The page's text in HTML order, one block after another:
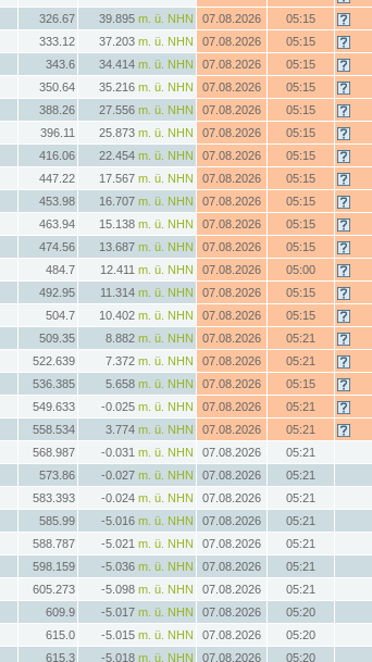
326.67 39.895 m. ü. NHN 07.08.2026 05:15
333.12 37.203 m. ü. NHN 07.08.2026 05:15
343.6 34.414 m. ü. NHN 07.08.2026 05:15
350.64 35.216 m. ü. NHN 07.08.2026 05:15
388.26 27.556 m. ü. NHN 07.08.2026 05:15
396.11 25.873 m. ü. NHN 07.08.2026 05:15
416.06 22.454 m. ü. NHN 07.08.2026 05:15
447.22 17.567 m. ü. NHN 07.08.2026 05:15
453.98 16.707 m. ü. NHN 07.08.2026 05:15
463.94 15.138 m. ü. NHN 07.08.2026 05:15
474.56 13.687 m. ü. NHN 07.08.2026 05:15
484.7 12.411 m. ü. NHN 07.08.2026 05:00
492.95 11.314 m. ü. NHN 07.08.2026 05:15
504.7 10.402 m. ü. NHN 07.08.2026 05:15
509.35 8.882 m. ü. NHN 07.08.2026 05:21
522.639 7.372 m. ü. NHN 07.08.2026 05:21
536.385 5.658 m. ü. NHN 07.08.2026 05:15
549.633 -0.025 m. ü. NHN 07.08.2026 05:21
558.534 3.774 m. ü. NHN 07.08.2026 05:21
568.987 -0.031 m. ü. NHN 07.08.2026 05:21
573.86 -0.027 m. ü. NHN 07.08.2026 05:21
583.393 -0.024 m. ü. NHN 07.08.2026 05:21
585.99 -5.016 m. ü. NHN 07.08.2026 05:21
588.787 -5.021 m. ü. NHN 07.08.2026 05:21
598.159 -5.036 m. ü. NHN 07.08.2026 05:21
605.273 -5.098 m. ü. NHN 07.08.2026 05:21
609.9 -5.017 m. ü. NHN 07.08.2026 05:20
615.0 -5.015 m. ü. NHN 07.08.2026 05:20
615.3 -5.018 m. ü. NHN 07.08.2026 05:20